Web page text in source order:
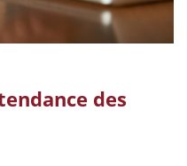
des